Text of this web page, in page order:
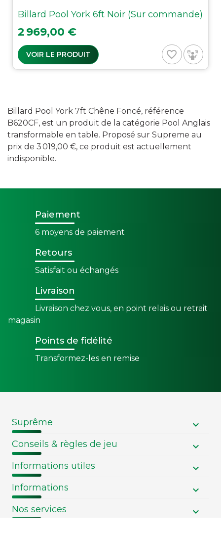
Billard Pool York 6ft Noir (Sur commande)
Prix
2 969,00 €
VOIR LE PRODUIT favorite_border
Billard Pool York 7ft Chêne Foncé, référence
B620CF, est un produit de la catégorie Pool Anglais
transformable en table. Proposé sur Supreme au
prix de 3 019,00 €, ce produit est actuellement
indisponible.
Paiement
6 moyens de paiement
Retours
Satisfait ou échangés
Livraison
Livraison chez vous, en point relais ou retrait
magasin
Points de fidélité
Transformez-les en remise
Suprême
Conseils & règles de jeu
Informations utiles
Informations
Nos services